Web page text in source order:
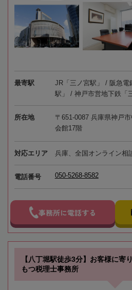
最寄駅
JR「三ノ宮駅」 / 阪急電
駅」 / 神戸市営地下鉄「
所在地
〒651-0087 兵庫県神戸
会館17階
対応エリア 兵庫、全国オンライン相
電話番号 050-5268-8582
事務所に電話する
【八丁堀駅徒歩3分】お客様に寄
もつ税理士事務所